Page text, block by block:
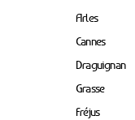
Arles
Cannes
Draguignan
Grasse
Fréjus